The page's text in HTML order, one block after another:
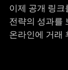
이제 공개 링크
전략의 성과를
온라인에 거래